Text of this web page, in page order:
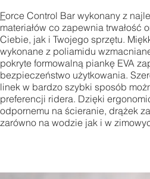
Force Control Bar wykonany z
materiałów co zapewnia trwałość
Ciebie, jak i Twojego sprzętu.
wykonane z poliamidu
pokryte formowalną piankę EVA
bezpieczeństwo użytkowania.
linek w bardzo szybki sposób
preferencji ridera. Dzięki
odpornemu na ścieranie, drążek
zarówno na wodzie jak i w